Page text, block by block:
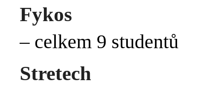
Fykos
– celkem 9 studentů
Stretech